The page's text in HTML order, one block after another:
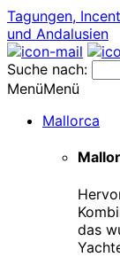
Tagungen,
und Andalusien
Suche nach:
MenüMenü
Mallorca
das